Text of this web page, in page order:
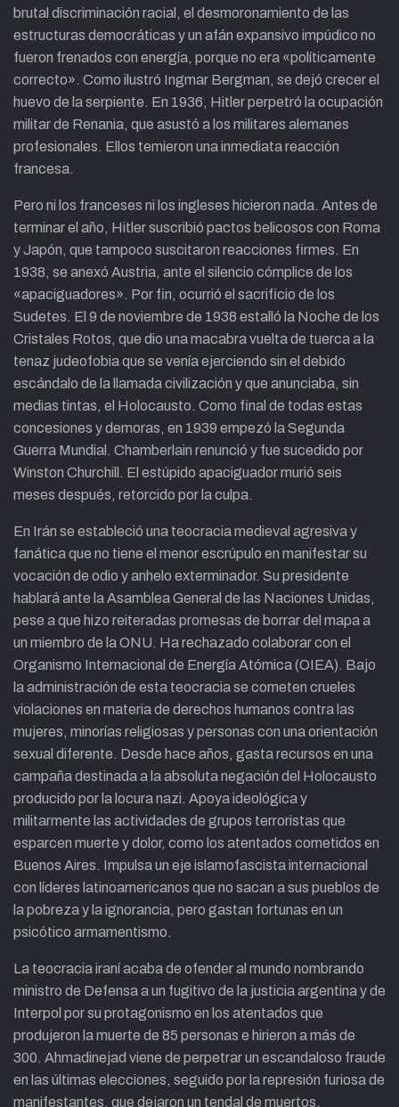
brutal discriminación racial, el desmoronamiento de las
estructuras democráticas y un afán expansivo impúdico no
fueron frenados con energía, porque no era «políticamente
correcto». Como ilustró Ingmar Bergman, se dejó crecer el
huevo de la serpiente. En 1936, Hitler perpetró la ocupación
militar de Renania, que asustó a los militares alemanes
profesionales. Ellos temieron una inmediata reacción
francesa.
Pero ni los franceses ni los ingleses hicieron nada. Antes de
terminar el año, Hitler suscribió pactos belicosos con Roma
y Japón, que tampoco suscitaron reacciones firmes. En
1938, se anexó Austria, ante el silencio cómplice de los
«apaciguadores». Por fin, ocurrió el sacrificio de los
Sudetes. El 9 de noviembre de 1938 estalló la Noche de los
Cristales Rotos, que dio una macabra vuelta de tuerca a la
tenaz judeofobia que se venía ejerciendo sin el debido
escándalo de la llamada civilización y que anunciaba, sin
medias tintas, el Holocausto. Como final de todas estas
concesiones y demoras, en 1939 empezó la Segunda
Guerra Mundial. Chamberlain renunció y fue sucedido por
Winston Churchill. El estúpido apaciguador murió seis
meses después, retorcido por la culpa.
En Irán se estableció una teocracia medieval agresiva y
fanática que no tiene el menor escrúpulo en manifestar su
vocación de odio y anhelo exterminador. Su presidente
hablará ante la Asamblea General de las Naciones Unidas,
pese a que hizo reiteradas promesas de borrar del mapa a
un miembro de la ONU. Ha rechazado colaborar con el
Organismo Internacional de Energía Atómica (OIEA). Bajo
la administración de esta teocracia se cometen crueles
violaciones en materia de derechos humanos contra las
mujeres, minorías religiosas y personas con una orientación
sexual diferente. Desde hace años, gasta recursos en una
campaña destinada a la absoluta negación del Holocausto
producido por la locura nazi. Apoya ideológica y
militarmente las actividades de grupos terroristas que
esparcen muerte y dolor, como los atentados cometidos en
Buenos Aires. Impulsa un eje islamofascista internacional
con líderes latinoamericanos que no sacan a sus pueblos de
la pobreza y la ignorancia, pero gastan fortunas en un
psicótico armamentismo.
La teocracia iraní acaba de ofender al mundo nombrando
ministro de Defensa a un fugitivo de la justicia argentina y de
Interpol por su protagonismo en los atentados que
produjeron la muerte de 85 personas e hirieron a más de
300. Ahmadinejad viene de perpetrar un escandaloso fraude
en las últimas elecciones, seguido por la represión furiosa de
manifestantes, que dejaron un tendal de muertos,